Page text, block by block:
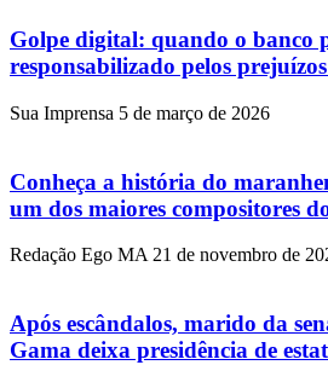
Golpe digital: quando o banco
responsabilizado pelos
Sua Imprensa 5 de março de 2026
Conheça a história do
um dos maiores compositores
Redação Ego MA 21 de novembro de
Após escândalos, marido da
Gama deixa presidência de